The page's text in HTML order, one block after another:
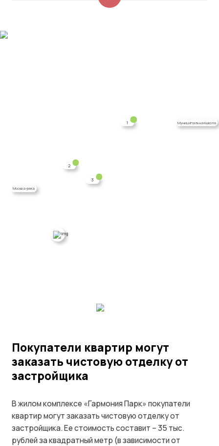
Москва-река
Муниципальная школа
2
1
3
Покупатели квартир могут
заказать чистовую отделку от
застройщика
В жилом комплексе «Гармония Парк» покупатели
квартир могут заказать чистовую отделку от
застройщика. Ее стоимость составит – 35 тыс.
рублей за квадратный метр (в зависимости от